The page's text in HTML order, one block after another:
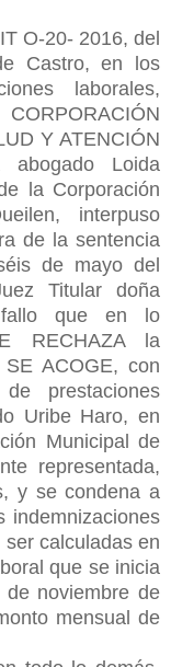
O-20- 2016, del
Castro, en los
laborales,
Y ATENCIÓN
Loida
la Corporación
interpuso
de la sentencia
de mayo del
Titular doña
fallo que en lo
RECHAZA la
ACOGE, con
prestaciones
Uribe Haro, en
Municipal de
representada,
y se condena a
calculadas en
que se inicia
noviembre de
mensual de